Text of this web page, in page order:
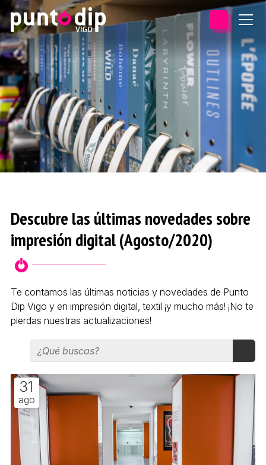
Descubre las últimas novedades sobre
impresión digital (Agosto/2020)
Te contamos las últimas noticias y novedades de Punto
Dip Vigo y en impresión digital, textil ¡y mucho más! ¡No te
pierdas nuestras actualizaciones!
31
ago